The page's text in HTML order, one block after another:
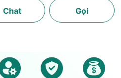
Chat Gọi